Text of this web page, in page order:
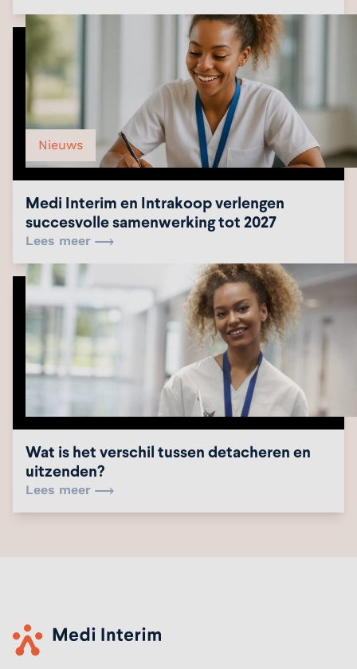
Nieuws
Medi Interim en Intrakoop verlengen
succesvolle samenwerking tot 2027
Lees meer
Wat is het verschil tussen detacheren en
uitzenden?
Lees meer